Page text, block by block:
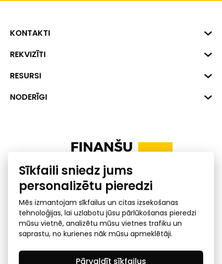
KONTAKTI
Biznesa centrs "VERDE" Roberta
1045
+371 287 18175
REKVIZĪTI
Reģ. Nr. 40008002175
Banka: SEB Banka
RESURSI
Dati
Uzņēmumu kredītspējas kalkulators
NODERĪGI
Ombuds
Sīkfaili sniedz jums
personalizētu pieredzi
Mēs izmantojam sīkfailus un citas izsekošanas
tehnoloģijas, lai uzlabotu jūsu pārlūkošanas pieredzi
mūsu vietnē, analizētu mūsu vietnes trafiku un
saprastu, no kurienes nāk mūsu apmeklētāji.
Pārvaldīt sīkfailus